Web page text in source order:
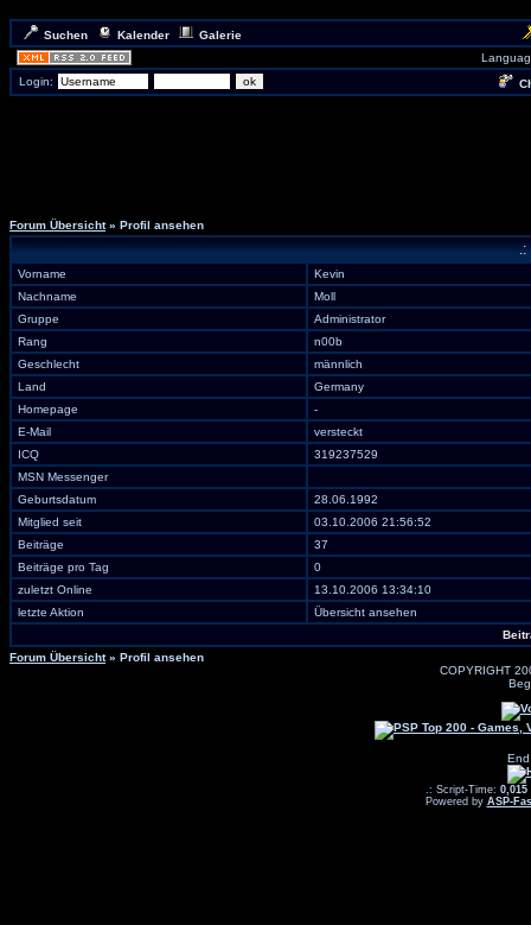
Suchen Kalender
Galerie
Login:
Forum Übersicht» Profil ansehen
.:
Vorname
Kevin
Nachname
Moll
Gruppe
Administrator
Rang
n00b
Geschlecht
männlich
Land
Germany
Homepage
-
E-Mail
versteckt
ICQ
319237529
MSN Messenger
Geburtsdatum
28.06.1992
Mitglied seit
03.10.2006 21:56:52
Beiträge
37
Beiträge pro Tag
0
zuletzt Online
13.10.2006 13:34:10
letzte Aktion
Übersicht ansehen
Forum Übersicht» Profil ansehen
COPYRIGHT
.: Script-Time: 0,015
Powered by ASP-